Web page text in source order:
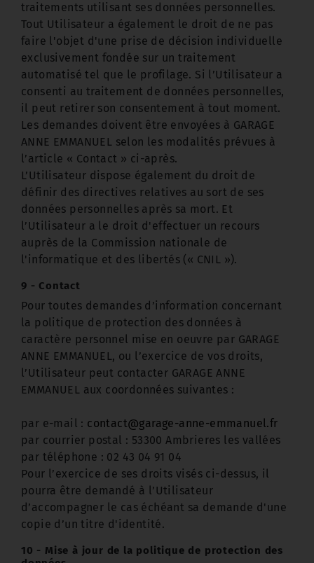
traitements utilisant ses données personnelles.
Tout Utilisateur a également le droit de ne pas
faire l'objet d'une prise de décision individuelle
exclusivement fondée sur un traitement
automatisé tel que le profilage. Si l’Utilisateur a
consenti au traitement de données personnelles,
il peut retirer son consentement à tout moment.
Les demandes doivent être envoyées à GARAGE
ANNE EMMANUEL selon les modalités prévues à
l’article « Contact » ci-après.
L’Utilisateur dispose également du droit de
définir des directives relatives au sort de ses
données personnelles après sa mort. Et
l’Utilisateur a le droit d'effectuer un recours
auprès de la Commission nationale de
l'informatique et des libertés (« CNIL »).
9 - Contact
Pour toutes demandes d’information concernant
la politique de protection des données à
caractère personnel mise en oeuvre par GARAGE
ANNE EMMANUEL, ou l’exercice de vos droits,
l’Utilisateur peut contacter GARAGE ANNE
EMMANUEL aux coordonnées suivantes :
par e-mail : contact@garage-anne-emmanuel.fr
par courrier postal : 53300 Ambrieres les vallées
par téléphone : 02 43 04 91 04
Pour l’exercice de ses droits visés ci-dessus, il
pourra être demandé à l’Utilisateur
d’accompagner le cas échéant sa demande d'une
copie d’un titre d'identité.
10 - Mise à jour de la politique de protection des